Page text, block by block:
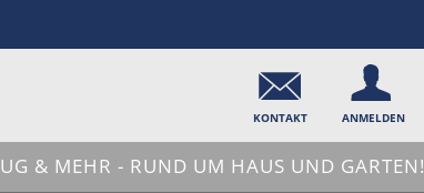
KONTAKT ANMELDEN
& MEHR - RUND UM HAUS UND GARTEN!